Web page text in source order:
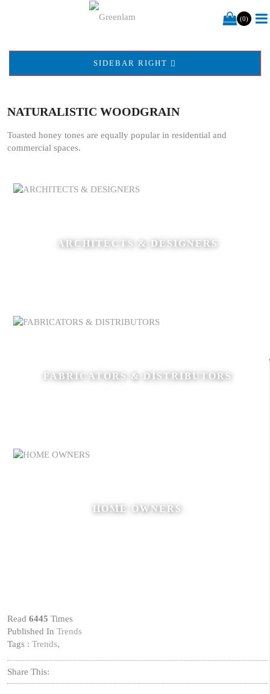
(0)
SIDEBAR RIGHT
NATURALISTIC WOODGRAIN
Toasted honey tones are equally popular in residential and
commercial spaces.
ARCHITECTS & DESIGNERS
FABRICATORS & DISTRIBUTORS
HOME OWNERS
Read 6445 Times
Published In Trends
Tags : Trends,
Share This: